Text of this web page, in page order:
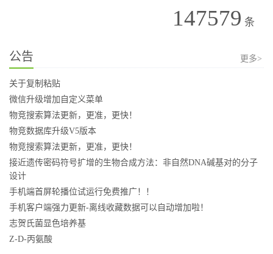
147579 条
公告 更多>
关于复制粘贴
微信升级增加自定义菜单
物竞搜索算法更新，更准，更快！
物竞数据库升级V5版本
物竞搜索算法更新，更准，更快！
接近遗传密码符号扩增的生物合成方法：非自然DNA碱基对的分子
设计
手机端首屏轮播位试运行免费推广！！
手机客户端强力更新-离线收藏数据可以自动增加啦！
志贺氏菌显色培养基
Z-D-丙氨酸